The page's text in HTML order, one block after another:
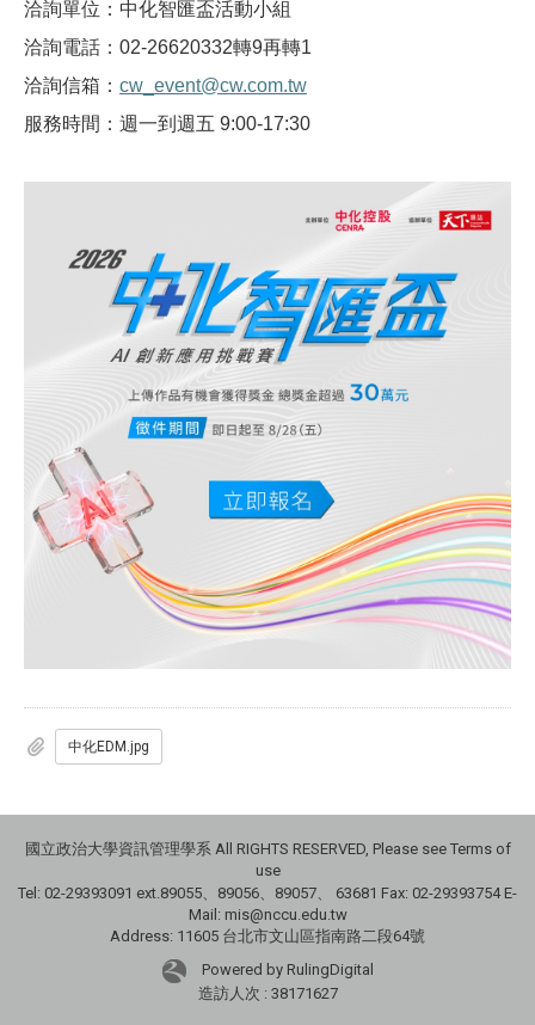
洽詢單位：中化智匯盃活動小組
洽詢電話： 02-26620332轉9再轉1
洽詢信箱： cw_event@cw.com.tw
服務時間：週一到週五 9:00-17:30
中化EDM.jpg
國立政治大學資訊管理學系 All RIGHTS RESERVED, Please see Terms of
use
Tel: 02-29393091 ext.89055、89056、89057、
63681 Fax: 02-29393754 E-
Mail: mis@nccu.edu.tw
Address: 11605 台北市文山區指南路二段64號
Powered by RulingDigital
造訪人次 : 38171627